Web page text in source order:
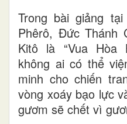
Trong bài giảng
Phêrô, Đức Thánh
Kitô là “Vua Hòa
không ai có thể
minh cho chiến
vòng xoáy bạo lực
gươm sẽ chết vì